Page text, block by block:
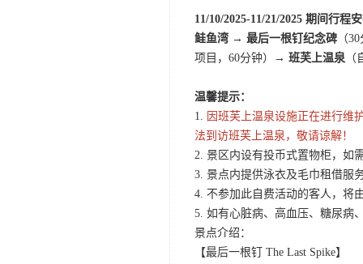
11/10/2025-11/21/2025 期间行程
鲑鱼湾 → 最后一根钉纪念碑 （
项目，60分钟）
→ 班芙上温泉
温馨提示：
1. 因班芙上温泉设施正在进行维
法到访班芙上温泉，敬请谅解！
2. 景区内设有投币式置物柜，如
3. 景点内提供泳衣及毛巾租借服
4. 不参加此自费活动的客人，将
5. 如有心脏病、高血压、糖尿病
景点介绍：
【最后一根钉 The Last Spike】